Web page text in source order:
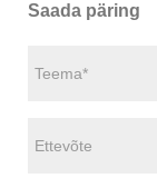
Saada päring